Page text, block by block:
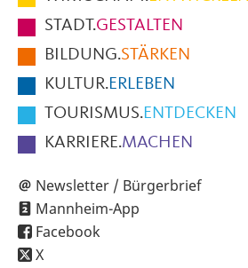
Fußbereich
der
Seite
STADT.GESTALTEN
BILDUNG.STÄRKEN
KULTUR.ERLEBEN
TOURISMUS.ENTDECKEN
KARRIERE.MACHEN
Newsletter / Bürgerbrief
Mannheim-App
Facebook
X